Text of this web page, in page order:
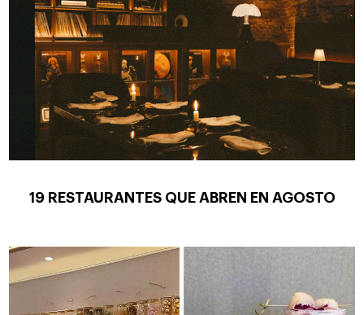
19 RESTAURANTES QUE ABREN EN AGOSTO